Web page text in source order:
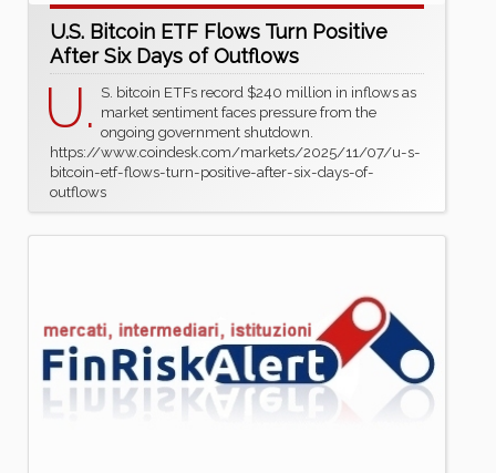
U.S. Bitcoin ETF Flows Turn Positive
After Six Days of Outflows
U. S. bitcoin ETFs record $240 million in inflows as
market sentiment faces pressure from the
ongoing government shutdown.
https://www.coindesk.com/markets/2025/11/07/u-s-
bitcoin-etf-flows-turn-positive-after-six-days-of-
outflows